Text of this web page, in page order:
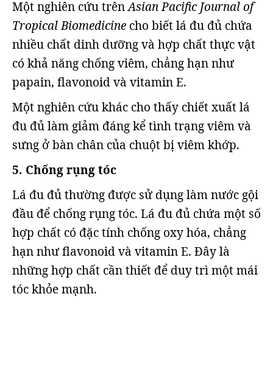
Một nghiên cứu trênAsian Pacific Journal of
Tropical Biomedicine cho biết lá đu đủ chứa
nhiều chất dinh dưỡng và hợp chất thực vật
có khả năng chống viêm, chẳng hạn như
papain, flavonoid và vitamin E.
Một nghiên cứu khác cho thấy chiết xuất lá
đu đủ làm giảm đáng kể tình trạng viêm và
sưng ở bàn chân của chuột bị viêm khớp.
5. Chống rụng tóc
Lá đu đủ thường được sử dụng làm nước gội
đầu để chống rụng tóc. Lá đu đủ chứa một số
hợp chất có đặc tính chống oxy hóa, chẳng
hạn như flavonoid và vitamin E. Đây là
những hợp chất cần thiết để duy trì một mái
tóc khỏe mạnh.